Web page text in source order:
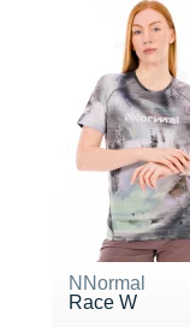
NNormal
Race W